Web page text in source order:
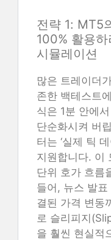
전략 1: MT5
100% 활용
시뮬레이션
많은 트레이더
존한 백테스트
식은 1분 안에
단순화시켜 버
터는 ‘실제 틱
지원합니다. 이
단위 호가 흐름
들어, 뉴스 발
결된 가격 변동
로 슬리피지
을 훨씬 현실적